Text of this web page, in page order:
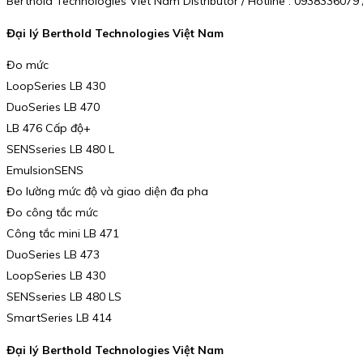
Đại lý Berthold Technologies Việt Nam
Đo mức
LoopSeries LB 430
DuoSeries LB 470
LB 476 Cấp độ+
SENSseries LB 480 L
EmulsionSENS
Đo lường mức độ và giao diện đa pha
Đo công tắc mức
Công tắc mini LB 471
DuoSeries LB 473
LoopSeries LB 430
SENSseries LB 480 LS
SmartSeries LB 414
Đại lý Berthold Technologies Việt Nam